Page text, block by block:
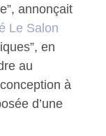
annonçait
Le Salon
en
au
à
d’une